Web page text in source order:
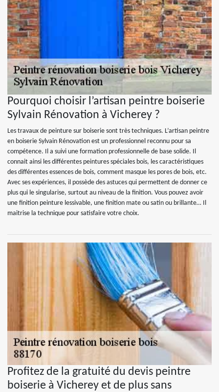
Pourquoi choisir l’artisan peintre boiserie
Sylvain Rénovation à Vicherey ?
Les travaux de peinture sur boiserie sont très techniques. L’artisan peintre
en boiserie Sylvain Rénovation est un professionnel reconnu pour sa
compétence. Il a suivi une formation professionnelle de base solide. Il
connait ainsi les différentes peintures spéciales bois, les caractéristiques
des différentes essences de bois, comment masque les pores de bois, etc.
Avec ses expériences, il possède des astuces qui permettent de donner ce
plus qui le singularise, surtout au niveau de la finition. Vous pouvez avoir
une finition peinture lessivable, une finition mate ou satin ou brillante… Il
maitrise la technique pour satisfaire votre choix.
Profitez de la gratuité du devis peintre
boiserie à Vicherey et de plus sans